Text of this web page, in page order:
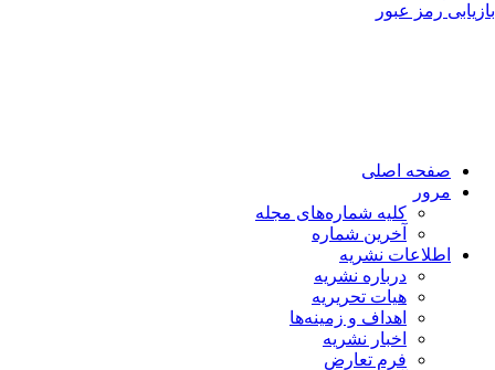
رمز عبور
صفحه اصلی
مرور
کلیه شماره‌های مجله
آخرین شماره
اطلاعات نشریه
درباره نشریه
هیات تحریریه
اهداف و زمینه‌ها
اخبار نشریه
فرم تعارض